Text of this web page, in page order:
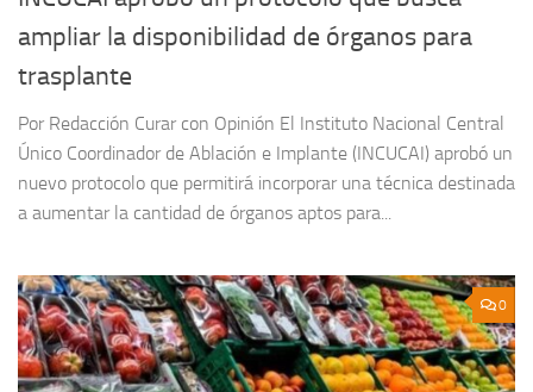
ampliar la disponibilidad de órganos para
trasplante
Por Redacción Curar con Opinión El Instituto Nacional Central
Único Coordinador de Ablación e Implante (INCUCAI) aprobó un
nuevo protocolo que permitirá incorporar una técnica destinada
a aumentar la cantidad de órganos aptos para...
0